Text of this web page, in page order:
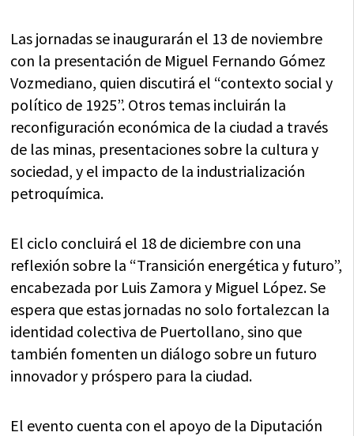
Las jornadas se inaugurarán el 13 de noviembre
con la presentación de Miguel Fernando Gómez
Vozmediano, quien discutirá el “contexto social y
político de 1925”. Otros temas incluirán la
reconfiguración económica de la ciudad a través
de las minas, presentaciones sobre la cultura y
sociedad, y el impacto de la industrialización
petroquímica.
El ciclo concluirá el 18 de diciembre con una
reflexión sobre la “Transición energética y futuro”,
encabezada por Luis Zamora y Miguel López. Se
espera que estas jornadas no solo fortalezcan la
identidad colectiva de Puertollano, sino que
también fomenten un diálogo sobre un futuro
innovador y próspero para la ciudad.
El evento cuenta con el apoyo de la Diputación